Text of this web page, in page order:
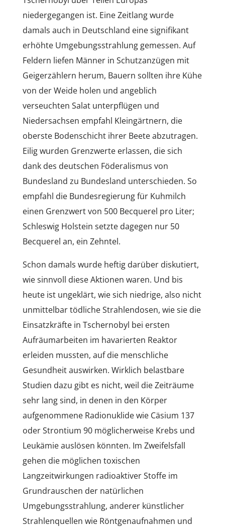
niedergegangen ist. Eine Zeitlang wurde
damals auch in Deutschland eine signifikant
erhöhte Umgebungsstrahlung gemessen. Auf
Feldern liefen Männer in Schutzanzügen mit
Geigerzählern herum, Bauern sollten ihre Kühe
von der Weide holen und angeblich
verseuchten Salat unterpflügen und
Niedersachsen empfahl Kleingärtnern, die
oberste Bodenschicht ihrer Beete abzutragen.
Eilig wurden Grenzwerte erlassen, die sich
dank des deutschen Föderalismus von
Bundesland zu Bundesland unterschieden. So
empfahl die Bundesregierung für Kuhmilch
einen Grenzwert von 500 Becquerel pro Liter;
Schleswig Holstein setzte dagegen nur 50
Becquerel an, ein Zehntel.
Schon damals wurde heftig darüber diskutiert,
wie sinnvoll diese Aktionen waren. Und bis
heute ist ungeklärt, wie sich niedrige, also nicht
unmittelbar tödliche Strahlendosen, wie sie die
Einsatzkräfte in Tschernobyl bei ersten
Aufräumarbeiten im havarierten Reaktor
erleiden mussten, auf die menschliche
Gesundheit auswirken. Wirklich belastbare
Studien dazu gibt es nicht, weil die Zeiträume
sehr lang sind, in denen in den Körper
aufgenommene Radionuklide wie Cäsium 137
oder Strontium 90 möglicherweise Krebs und
Leukämie auslösen könnten. Im Zweifelsfall
gehen die möglichen toxischen
Langzeitwirkungen radioaktiver Stoffe im
Grundrauschen der natürlichen
Umgebungsstrahlung, anderer künstlicher
Strahlenquellen wie Röntgenaufnahmen und